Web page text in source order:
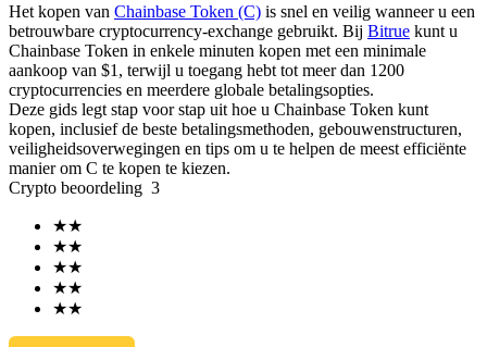
USDT-futures
Futures met USDT als onderpand
Het kopen van Chainbase Token (C) is snel en veilig wanneer u een
betrouwbare cryptocurrency-exchange gebruikt. Bij Bitrue kunt u
Chainbase Token in enkele minuten kopen met een minimale
aankoop van $1, terwijl u toegang hebt tot meer dan 1200
cryptocurrencies en meerdere globale betalingsopties.
Deze gids legt stap voor stap uit hoe u Chainbase Token kunt
kopen, inclusief de beste betalingsmethoden, gebouwenstructuren,
veiligheidsoverwegingen en tips om u te helpen de meest efficiënte
manier om C te kopen te kiezen.
Crypto beoordeling 3
★★
★★
★★
★★
★★